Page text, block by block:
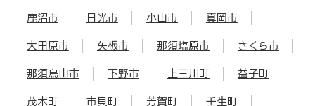
鹿沼市 日光市 小山市 真岡市
大田原市 矢板市 那須塩原市 さくら市
那須烏山市 下野市 上三川町 益子町
茂木町 市貝町 芳賀町 壬生町